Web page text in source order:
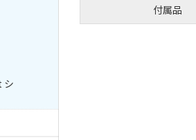
付属品
シ